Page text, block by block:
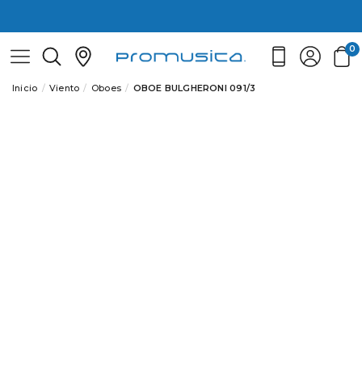
0
Inicio Viento Oboes OBOE BULGHERONI 091/3